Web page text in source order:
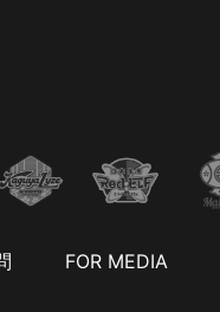
FOR MEDIA